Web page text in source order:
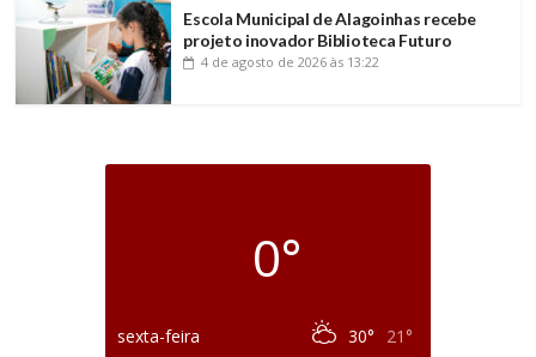
Escola Municipal de Alagoinhas recebe
projeto inovador Biblioteca Futuro
4 de agosto de 2026 às 13:22
0°
sexta-feira 30° 21°